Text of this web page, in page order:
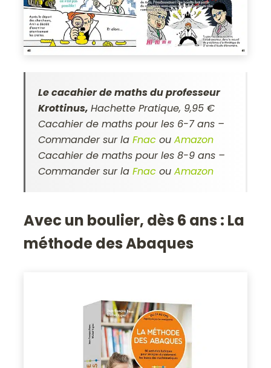
Le cacahier de maths du professeur
Krottinus,Hachette Pratique, 9,95 €
Cacahier de maths pour les 6-7 ans –
Commander sur laFnac ouAmazon
Cacahier de maths pour les 8-9 ans –
Commander sur laFnacouAmazon
Avec un boulier, dès 6 ans : La
méthode des Abaques